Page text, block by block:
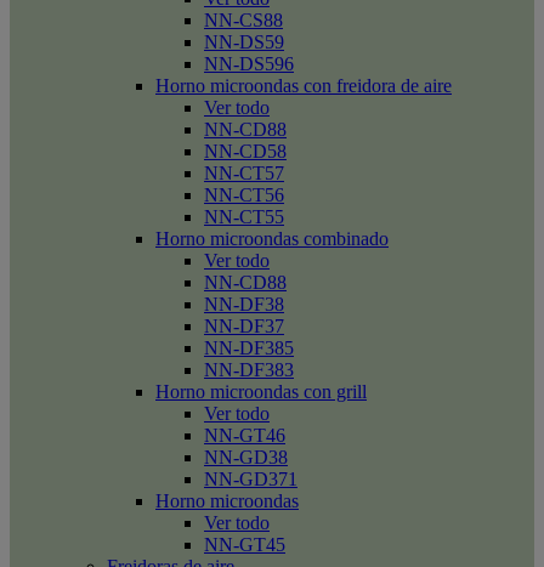
NN-CS88
NN-DS59
NN-DS596
Horno microondas con freidora de aire
Ver todo
NN-CD88
NN-CD58
NN-CT57
NN-CT56
NN-CT55
Horno microondas combinado
Ver todo
NN-CD88
NN-DF38
NN-DF37
NN-DF385
NN-DF383
Horno microondas con grill
Ver todo
NN-GT46
NN-GD38
NN-GD371
Horno microondas
Ver todo
NN-GT45